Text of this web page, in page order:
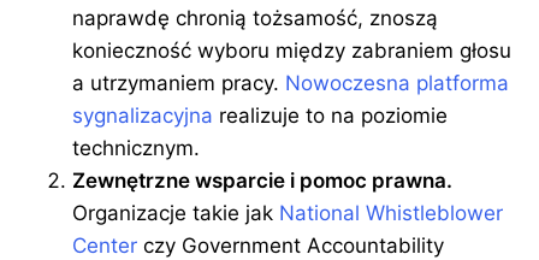
naprawdę chronią tożsamość, znoszą
konieczność wyboru między zabraniem głosu
a utrzymaniem pracy. Nowoczesna platforma
sygnalizacyjna realizuje to na poziomie
technicznym.
Zewnętrzne wsparcie i pomoc prawna.
Organizacje takie jak National Whistleblower
Center czy Government Accountability